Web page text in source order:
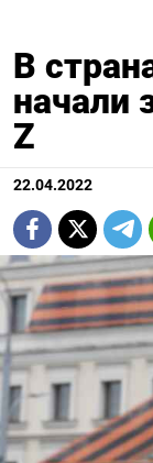
В
начали
Z
22.04.2022